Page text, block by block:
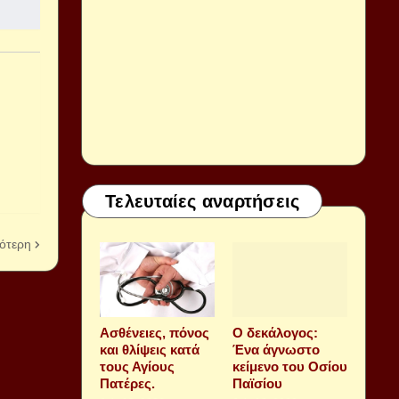
Τελευταίες αναρτήσεις
Aσθένειες, πόνος
και θλίψεις κατά
τους Αγίους
Πατέρες.
Ο δεκάλογος:
Ένα άγνωστο
κείμενο του Οσίου
Παϊσίου